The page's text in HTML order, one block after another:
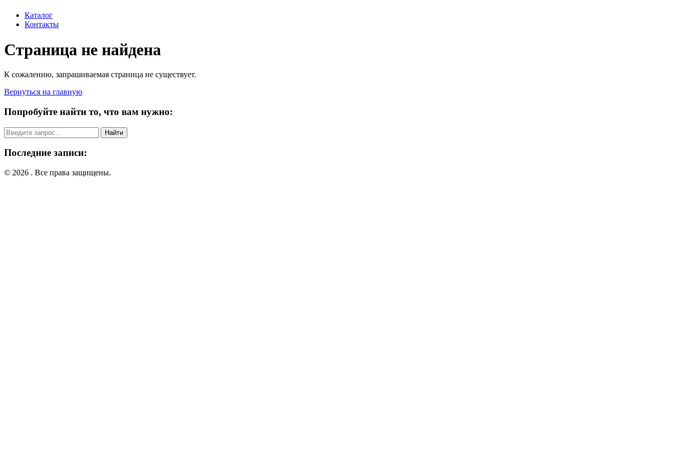
Каталог
Контакты
Страница не найдена
К сожалению, запрашиваемая страница не существует.
Вернуться на главную
Попробуйте найти то, что вам нужно:
Поиск:
Последние записи:
© 2026 . Все права защищены.